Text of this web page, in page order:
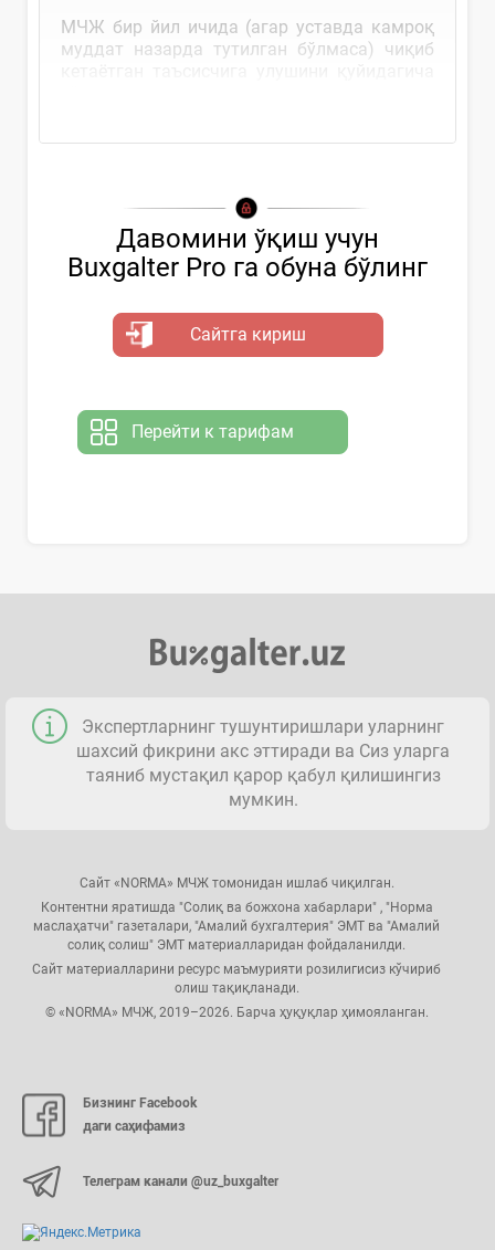
МЧЖ бир йил ичида (агар уставда камроқ
муддат назарда тутилган бўлмаса) чиқиб
Давомини ўқиш учун
Buxgalter Pro га обуна бўлинг
Сайтга кириш
Перейти к тарифам
Экспертларнинг тушунтиришлари уларнинг
шахсий фикрини акс эттиради ва Сиз уларга
таяниб мустақил қарор қабул қилишингиз
мумкин.
Сайт «NORMA» МЧЖ томонидан ишлаб чиқилган.
Контентни яратишда "Солиқ ва божхона хабарлари" , "Норма
маслаҳатчи" газеталари, "Амалий бухгалтерия" ЭМТ ва "Амалий
солиқ солиш" ЭМТ материалларидан фойдаланилди.
Сайт материалларини ресурс маъмурияти розилигисиз кўчириб
олиш тақиқланади.
© «NORMA» МЧЖ, 2019–2026. Барча ҳуқуқлар ҳимояланган.
Бизнинг Facebook
даги саҳифамиз
Телеграм канали @uz_buxgalter